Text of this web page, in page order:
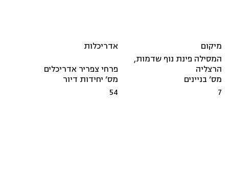
מיקום
המסילה פינת נוף שדמות,
הרצליה
אדריכלות
פרחי צפריר אדריכלים
מס’ בניינים
7
מס’ יחידות דיור
54